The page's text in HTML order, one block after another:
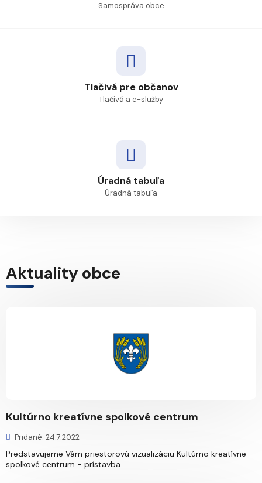
Samospráva obce
Tlačivá pre občanov
Tlačivá a e-služby
Úradná tabuľa
Úradná tabuľa
Aktuality obce
Kultúrno kreatívne spolkové centrum
Pridané: 24.7.2022
Predstavujeme Vám priestorovú vizualizáciu Kultúrno kreatívne
spolkové centrum - prístavba.